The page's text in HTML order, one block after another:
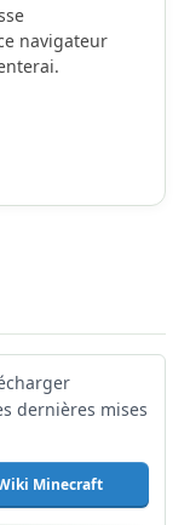
navigateur
dernières mises
Minecraft